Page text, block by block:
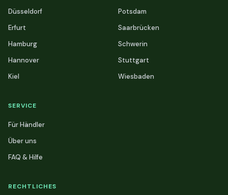
Düsseldorf
Erfurt
Hamburg
Hannover
Kiel
Potsdam
Saarbrücken
Schwerin
Stuttgart
Wiesbaden
SERVICE
Für Händler
Über uns
FAQ & Hilfe
RECHTLICHES